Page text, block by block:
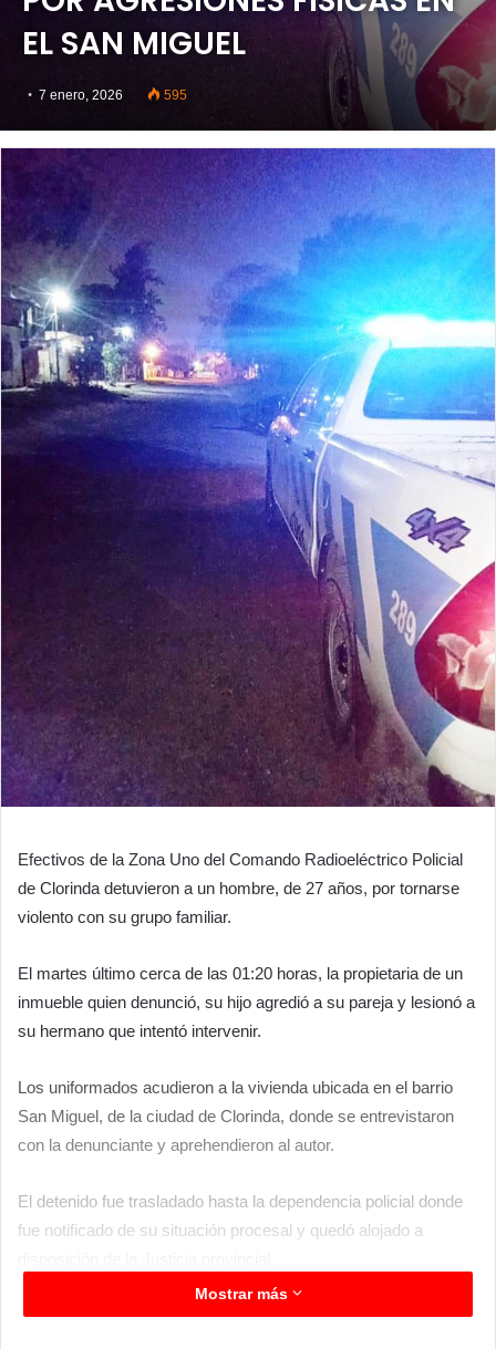
EL SAN MIGUEL
7 enero, 2026 595
Efectivos de la Zona Uno del Comando Radioeléctrico Policial
de Clorinda detuvieron a un hombre, de 27 años, por tornarse
violento con su grupo familiar.
El martes último cerca de las 01:20 horas, la propietaria de un
inmueble quien denunció, su hijo agredió a su pareja y lesionó a
su hermano que intentó intervenir.
Los uniformados acudieron a la vivienda ubicada en el barrio
San Miguel, de la ciudad de Clorinda, donde se entrevistaron
con la denunciante y aprehendieron al autor.
El detenido fue trasladado hasta la dependencia policial donde
fue notificado de su situación procesal y quedó alojado a
Mostrar más